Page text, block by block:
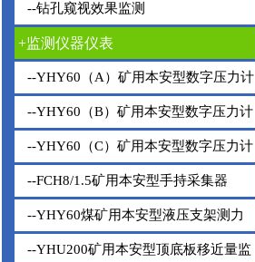
--钻孔窥视效果监测
+监测仪器仪表
--YHY60（A）矿用本安型数字压力计
--YHY60（B）矿用本安型数字压力计
--YHY60（C）矿用本安型数字压力计
--FCH8/1.5矿用本安型手持采集器
--YHY60煤矿用本安型液压支架测力
--YHU200矿用本安型顶底板移近量监